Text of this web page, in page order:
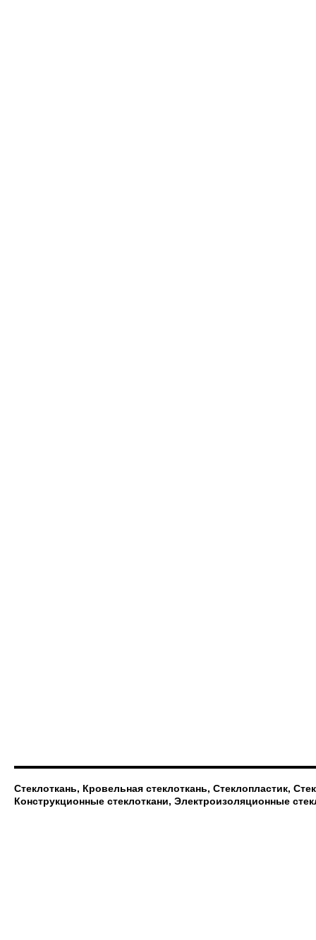
Стеклоткань, Кровельная стеклоткань, Стеклопластик,
Конструкционные стеклоткани, Электроизоляционные